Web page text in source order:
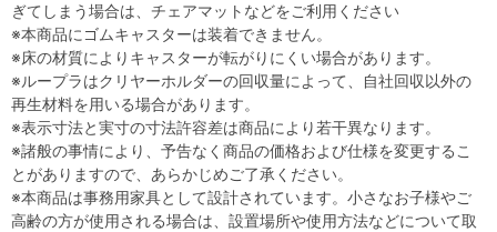
ぎてしまう場合は、チェアマットなどをご利用ください
※本商品にゴムキャスターは装着できません。
※床の材質によりキャスターが転がりにくい場合があります。
※ループラはクリヤーホルダーの回収量によって、自社回収以外の
再生材料を用いる場合があります。
※表示寸法と実寸の寸法許容差は商品により若干異なります。
※諸般の事情により、予告なく商品の価格および仕様を変更するこ
とがありますので、あらかじめご了承ください。
※本商品は事務用家具として設計されています。小さなお子様やご
高齢の方が使用される場合は、設置場所や使用方法などについて取